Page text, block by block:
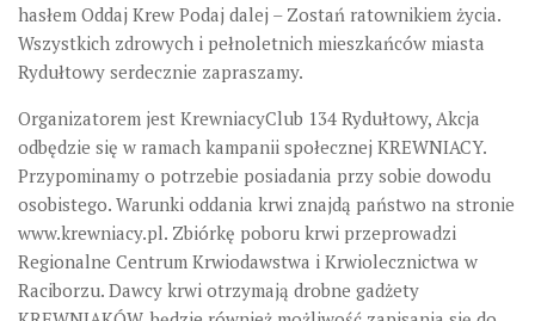
hasłem Oddaj Krew Podaj dalej – Zostań ratownikiem życia.
Wszystkich zdrowych i pełnoletnich mieszkańców miasta
Rydułtowy serdecznie zapraszamy.
Organizatorem jest KrewniacyClub 134 Rydułtowy, Akcja
odbędzie się w ramach kampanii społecznej KREWNIACY.
Przypominamy o potrzebie posiadania przy sobie dowodu
osobistego. Warunki oddania krwi znajdą państwo na stronie
www.krewniacy.pl. Zbiórkę poboru krwi przeprowadzi
Regionalne Centrum Krwiodawstwa i Krwiolecznictwa w
Raciborzu. Dawcy krwi otrzymają drobne gadżety